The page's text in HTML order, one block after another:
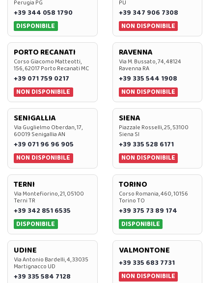
Perugia PG
+39 344 058 1790
DISPONIBILE
PU
+39 347 906 7308
NON DISPONIBILE
PORTO RECANATI
Corso Giacomo Matteotti,
156, 62017 Porto Recanati MC
+39 071 759 0217
NON DISPONIBILE
RAVENNA
Via M. Bussato, 74, 48124
Ravenna RA
+39 335 544 1908
NON DISPONIBILE
SENIGALLIA
Via Guglielmo Oberdan, 17,
60019 Senigallia AN
+39 071 96 96 905
NON DISPONIBILE
SIENA
Piazzale Rosselli, 25, 53100
Siena SI
+39 335 528 6171
NON DISPONIBILE
TERNI
Via Montefiorino, 21, 05100
Terni TR
+39 342 851 6535
DISPONIBILE
TORINO
Corso Romania, 460, 10156
Torino TO
+39 375 73 89 174
DISPONIBILE
UDINE
Via Antonio Bardelli, 4, 33035
Martignacco UD
+39 335 584 7128
VALMONTONE
+39 335 683 7731
NON DISPONIBILE